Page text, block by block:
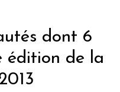
dont 6
édition de la